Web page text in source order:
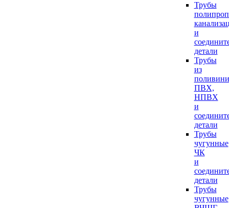
Трубы
и
детали
Трубы
из
ПВХ,
НПВХ
и
детали
Трубы
чугунные
ЧК
и
детали
Трубы
чугунные